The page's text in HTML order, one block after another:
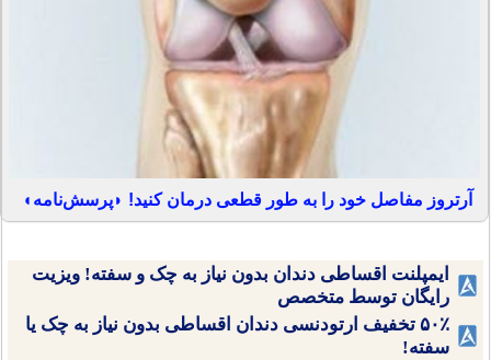
آرتروز مفاصل خود را به طور قطعی درمان کنید! ◗پرسش‌نامه◖
ایمپلنت اقساطی دندان بدون نیاز به چک و سفته! ویزیت
رایگان توسط متخصص
۵۰٪ تخفیف ارتودنسی دندان اقساطی بدون نیاز به چک یا
سفته!